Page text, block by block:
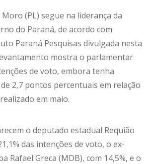
(PL) segue na liderança da
do Paraná, de acordo com
Paraná Pesquisas divulgada nesta
mostra o parlamentar
de voto, embora tenha
2,7 pontos percentuais em relação
em maio.
o deputado estadual Requião
das intenções de voto, o ex-
Rafael Greca (MDB), com 14,5%, e o